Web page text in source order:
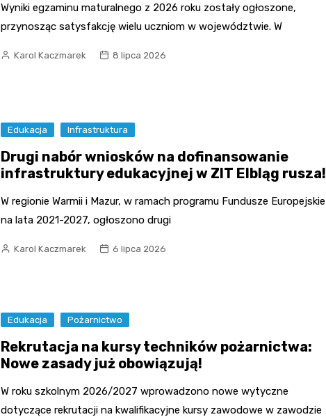
Wyniki egzaminu maturalnego z 2026 roku zostały ogłoszone,
przynosząc satysfakcję wielu uczniom w województwie. W
Karol Kaczmarek 8 lipca 2026
Edukacja Infrastruktura
Drugi nabór wniosków na dofinansowanie
infrastruktury edukacyjnej w ZIT Elbląg rusza!
W regionie Warmii i Mazur, w ramach programu Fundusze Europejskie
na lata 2021-2027, ogłoszono drugi
Karol Kaczmarek 6 lipca 2026
Edukacja Pożarnictwo
Rekrutacja na kursy techników pożarnictwa:
Nowe zasady już obowiązują!
W roku szkolnym 2026/2027 wprowadzono nowe wytyczne
dotyczące rekrutacji na kwalifikacyjne kursy zawodowe w zawodzie